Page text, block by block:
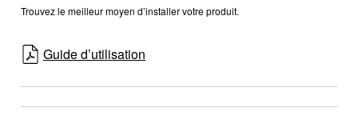
Trouvez le meilleur moyen d’installer votre produit.
Guide d’utilisation